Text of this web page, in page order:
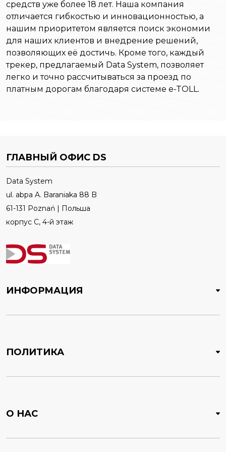
средств уже более 18 лет. Наша компания
отличается гибкостью и инновационностью, а
нашим приоритетом является поиск экономии
для наших клиентов и внедрение решений,
позволяющих её достичь. Кроме того, каждый
трекер, предлагаемый Data System, позволяет
легко и точно рассчитываться за проезд по
платным дорогам благодаря системе e-TOLL.
ГЛАВНЫЙ ОФИС DS
Data System
ul. abpa A. Baraniaka 88 B
61-131 Poznań | Польша
корпус C, 4-й этаж
ИНФОРМАЦИЯ
ПОЛИТИКА
О НАС